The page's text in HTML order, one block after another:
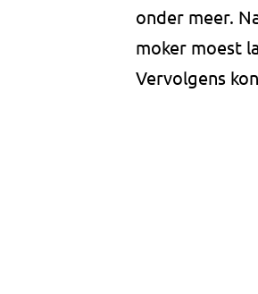
onder meer.
moker moest
Vervolgens